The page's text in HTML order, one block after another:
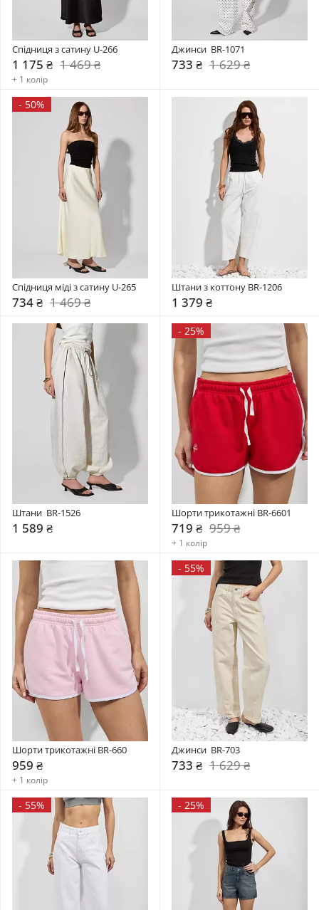
Спідниця з сатину U-266
1 175 ₴ 1 469 ₴
+ 1 колір
Джинси  BR-1071
733 ₴ 1 629 ₴
- 50%
Спідниця міді з сатину U-265
734 ₴ 1 469 ₴
Штани з коттону BR-1206
1 379 ₴
Штани  BR-1526
1 589 ₴
- 25%
Шорти трикотажні BR-6601
719 ₴ 959 ₴
+ 1 колір
Шорти трикотажні BR-660
959 ₴
+ 1 колір
- 55%
Джинси  BR-703
733 ₴ 1 629 ₴
- 55% - 25%